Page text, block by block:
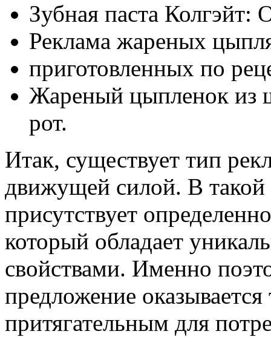
Зубная паста
Реклама жареных
приготовленных по
Жареный цыпленок из
рот.
Итак, существует тип
движущей силой. В такой
присутствует
который обладает
свойствами. Именно
предложение
притягательным для